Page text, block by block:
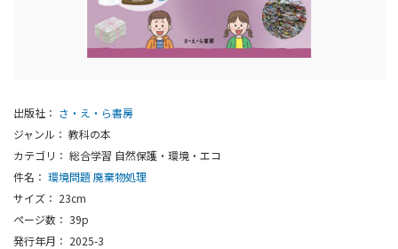
出版社： さ・え・ら書房
ジャンル： 教科の本
カテゴリ： 総合学習 自然保護・環境・エコ
件名： 環境問題廃棄物処理
サイズ： 23cm
ページ数： 39p
発行年月： 2025-3